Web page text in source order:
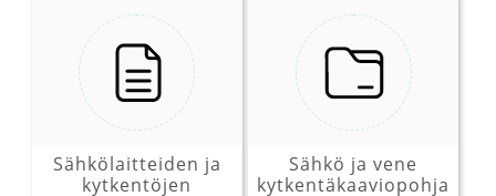
Sähkölaitteiden ja
kytkentöjen
Sähkö ja vene
kytkentäkaaviopohja